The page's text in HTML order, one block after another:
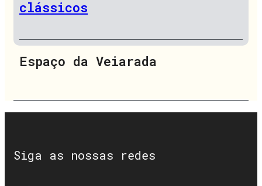
clássicos
Espaço da Veiarada
Siga as nossas redes